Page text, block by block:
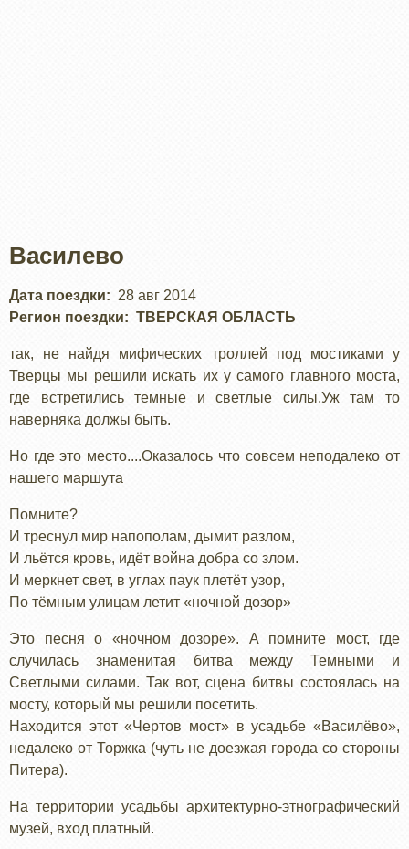
Василево
Дата поездки
28 авг 2014
Регион поездки
ТВЕРСКАЯ ОБЛАСТЬ
так, не найдя мифических троллей под мостиками у
Тверцы мы решили искать их у самого главного моста,
где встретились темные и светлые силы.Уж там то
наверняка должы быть.
Но где это место....Оказалось что совсем неподалеко от
нашего маршута
Помните?
И треснул мир напополам, дымит разлом,
И льётся кровь, идёт война добра со злом.
И меркнет свет, в углах паук плетёт узор,
По тёмным улицам летит «ночной дозор»
Это песня о «ночном дозоре». А помните мост, где
случилась знаменитая битва между Темными и
Светлыми силами. Так вот, сцена битвы состоялась на
мосту, который мы решили посетить.
Находится этот «Чертов мост» в усадьбе «Василёво»,
недалеко от Торжка (чуть не доезжая города со стороны
Питера).
На территории усадьбы архитектурно-этнографический
музей, вход платный.